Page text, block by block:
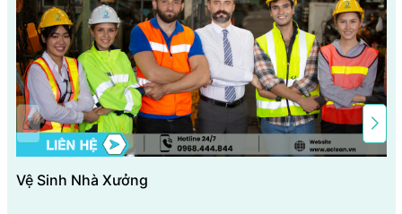
Vệ Sinh Nhà Xưởng